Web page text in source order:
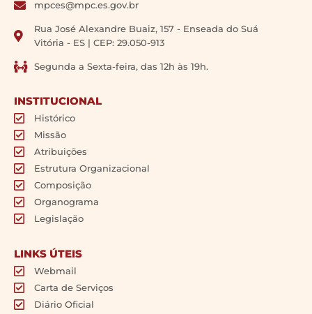
mpces@mpc.es.gov.br
Rua José Alexandre Buaiz, 157 - Enseada do Suá
Vitória - ES | CEP: 29.050-913
Segunda a Sexta-feira, das 12h às 19h.
INSTITUCIONAL
Histórico
Missão
Atribuições
Estrutura Organizacional
Composição
Organograma
Legislação
LINKS ÚTEIS
Webmail
Carta de Serviços
Diário Oficial